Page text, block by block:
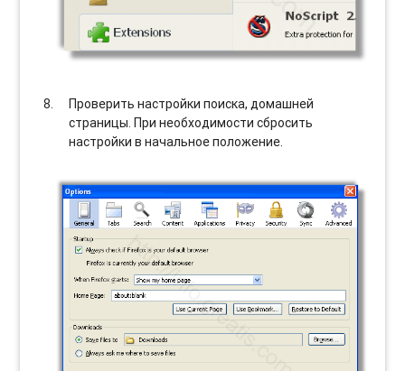
Проверить настройки поиска, домашней
страницы. При необходимости сбросить
настройки в начальное положение.